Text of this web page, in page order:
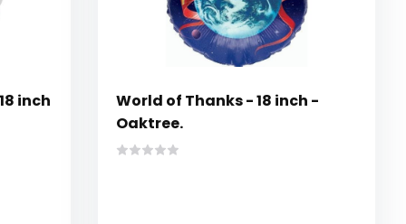
inch
World of Thanks - 18 inch -
Oaktree.